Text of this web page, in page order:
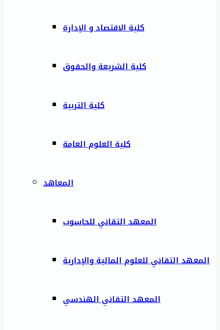
كلية الاقتصاد و الإدارة
كلية الشريعة والحقوق
كلية التربية
كلية العلوم العامة
المعاهد
المعهد التقاني للحاسوب
المعهد التقاني للعلوم المالية والإدارية
المعهد التقاني الهندسي